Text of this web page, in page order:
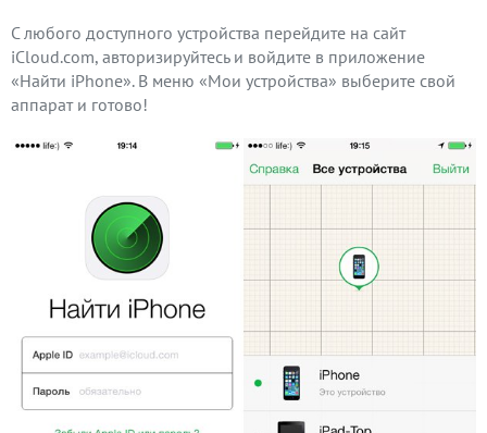
С любого доступного устройства перейдите на сайт
iCloud.com, авторизируйтесь и войдите в приложение
«Найти iPhone». В меню «Мои устройства» выберите свой
аппарат и готово!